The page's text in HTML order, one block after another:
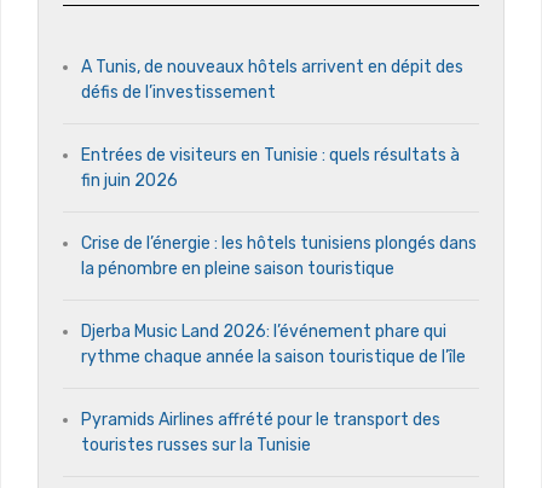
A Tunis, de nouveaux hôtels arrivent en dépit des
défis de l’investissement
Entrées de visiteurs en Tunisie : quels résultats à
fin juin 2026
Crise de l’énergie : les hôtels tunisiens plongés dans
la pénombre en pleine saison touristique
Djerba Music Land 2026: l’événement phare qui
rythme chaque année la saison touristique de l’île
Pyramids Airlines affrété pour le transport des
touristes russes sur la Tunisie